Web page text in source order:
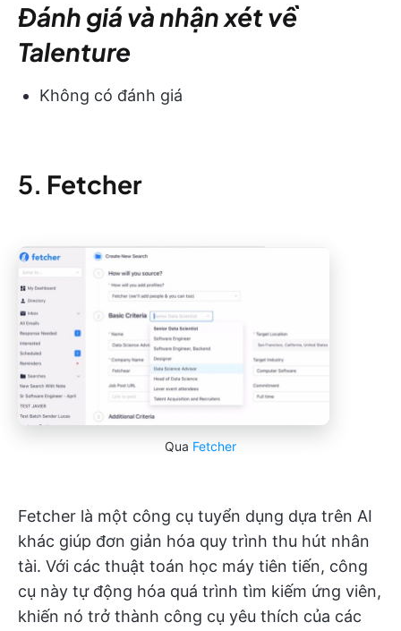
Đánh giá và nhận xét về
Talenture
Không có đánh giá
5. Fetcher
Qua Fetcher
Fetcher là một công cụ tuyển dụng dựa trên AI
khác giúp đơn giản hóa quy trình thu hút nhân
tài. Với các thuật toán học máy tiên tiến, công
cụ này tự động hóa quá trình tìm kiếm ứng viên,
khiến nó trở thành công cụ yêu thích của các